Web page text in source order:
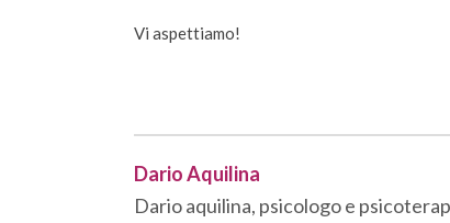
Vi aspettiamo!
Dario Aquilina
Dario aquilina, psicologo e